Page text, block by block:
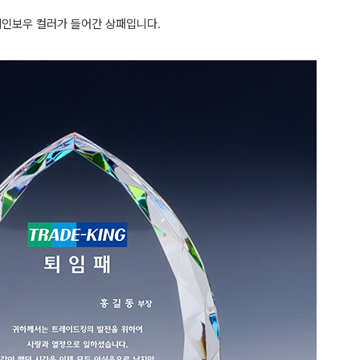
보우 컬러가 들어간 상패입니다.